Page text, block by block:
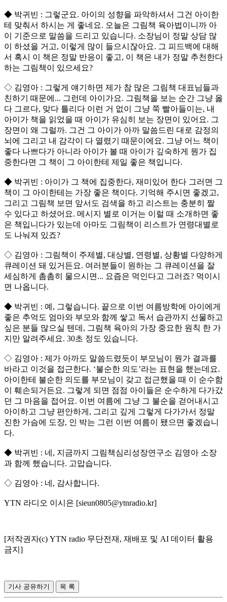
◆ 박귀빈 : 그렇군요. 아이의 성향을 파악하셔서 그건 아이한
테 맞춰서 하시는 게 좋네요. 오늘은 그림책 육아법이니까 아
이 기준으로 말씀을 드리고 있습니다. 소장님이 정말 상담 많
이 하셨을 거고, 이렇게 많이 들으시잖아요. 그 피드백에 대해
서 혹시 이 책은 정말 반응이 좋고, 이 책은 내가 정말 추천한다
하는 그림책이 있으세요?
◇ 김영아 : 그렇게 얘기하면 제가 참 많은 그림책 대표님들과
친하기 때문에... 그런데 아이가요. 그림책을 보는 순간 그냥 옳
다 그르다, 맞다 틀리다 이런 거 없이 그냥 쭉 빨아들이는, 내
아이가 책을 읽었을 때 아이가 유심히 보는 장면이 있어요. 그
장면이 왜 그럴까. 그건 그 아이가 아까 말씀드린 대로 감정의
뇌에 그리고 내 감각이 다 열렸기 때문이에요. 그냥 어느 책이
좋다 나쁘다가 아니라 아이가 볼 때 아이가 깊숙하게 뭔가 집
중한다면 그 책이 그 아이한테 제일 좋은 책입니다.
◆ 박귀빈 : 아이가 그 책에 집중한다, 재미있어 한다 그러면 그
책이 그 아이한테는 가장 좋은 책이다. 기억해 주시면 좋겠고,
그리고 그림책 보면 앞서도 검색을 하고 리스트는 충분히 짤
수 있다고 하셨어요. 메시지 별로 이거는 이럴 때 소개하면 좋
은 책입니다가 있는데 아마도 그림책이 리스트가 연령대별로
도 나눠져 있죠?
◇ 김영아 : 그림책이 주제별, 대상별, 연령별, 상황별 다양하게
큐레이션 돼 있거든요. 여러분들이 원하는 그 큐레이션을 잘
세심하게 촘촘히 물으시면... 요즘은 먹인다고 그러죠? 먹이시
면 나옵니다.
◆ 박귀빈 : 예, 그렇습니다. 끝으로 이번 여름방학에 아이에게
좋은 추억도 엄마와 부모와 함께 쌓고 독서 습관까지 선물하고
싶은 분들 많으실 텐데, 그림책 육아의 가장 중요한 원칙 한 가
지만 알려주세요. 30초 정도 있습니다.
◇ 김영아 : 제가 아까도 말씀드렸듯이 부모님이 뭔가 결과를
바라고 이것을 접근한다. ‘불순한 의도’라는 표현을 했는데요.
아이한테 불순한 의도를 부모님이 갖고 접근했을 때 이 순수함
이 훼손되거든요. 그렇게 되면 점점 아이들은 순수하게 다가갔
던 그 마음을 접어요. 이번 여름에 그냥 그 불순을 걷어내시고
아이하고 그냥 편안하게, 그리고 깊게 그렇게 다가가서 정말
진한 가슴에 도장, 인 박는 그런 이번 여름이 됐으면 좋겠습니
다.
◆ 박귀빈 : 네, 지금까지 그림책심리성장연구소 김영아 소장
과 함께 했습니다. 고맙습니다.
◇ 김영아 : 네, 감사합니다.
YTN 라디오 이시은 [sieun0805@ytnradio.kr]
[저작권자(c) YTN radio 무단전재, 재배포 및 AI 데이터 활용
금지]
기사 공유하기 목 록